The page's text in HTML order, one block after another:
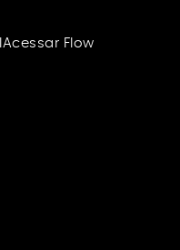
Acessar Flow